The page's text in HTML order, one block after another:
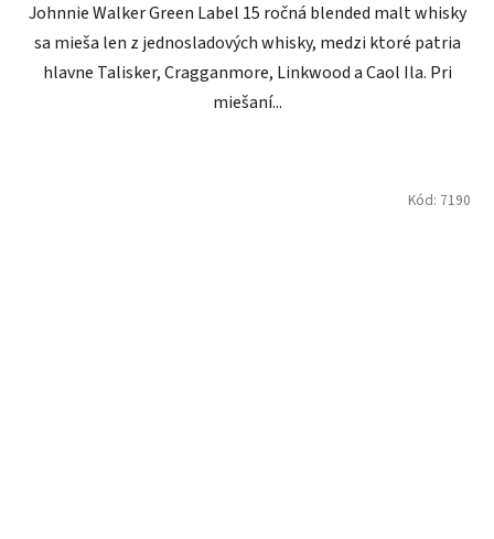
Johnnie Walker Green Label 15 ročná blended malt whisky
sa mieša len z jednosladových whisky, medzi ktoré patria
hlavne Talisker, Cragganmore, Linkwood a Caol Ila. Pri
miešaní...
Kód: 7190